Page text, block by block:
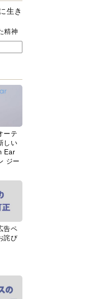
生き
精神
ーテ
しい
Ear
ジー
告ペ
詫び